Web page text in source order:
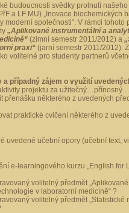
budoucnosti svědky prolnutí
a LF MU) „Inovace biochemických
moderní společnosti“. V rámci tohoto
„Aplikované instrumentální a
(zimní semestr 2011/2012) a
praxi“ (jarní semestr 2011/2012).
volitelné pro studenty partnerů
a případný zájem o využití
projektu za
přenášku některého z uvedených
praktické cvičení některého z
uvedené učební opory (učební text,
e-learningového kurzu „English for
volitelný předmět „Aplikované
v laboratorní medicíně“ ?
volitelný předmět „Statistické